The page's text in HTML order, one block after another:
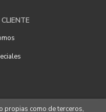
propias como de terceros,